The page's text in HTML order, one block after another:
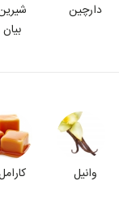
دارچین
بیان
وانیل